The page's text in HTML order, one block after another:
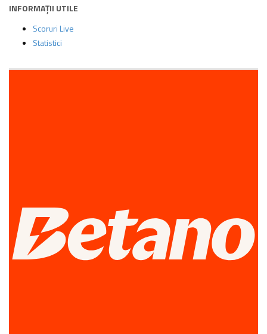
INFORMAȚII UTILE
Scoruri Live
Statistici